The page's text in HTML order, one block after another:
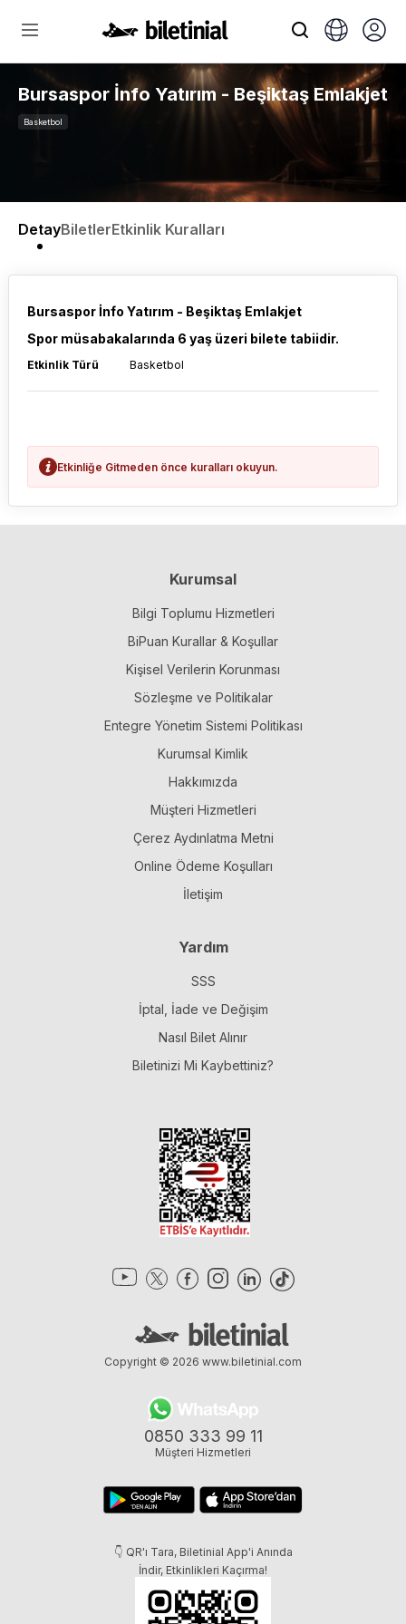
Bursaspor İnfo Yatırım - Beşiktaş Emlakjet
Basketbol
DetayBiletlerEtkinlik Kuralları
Bursaspor İnfo Yatırım - Beşiktaş Emlakjet
Spor müsabakalarında 6 yaş üzeri bilete tabiidir.
Etkinlik Türü Basketbol
Etkinliğe Gitmeden önce kuralları okuyun.
Kurumsal
Bilgi Toplumu Hizmetleri
BiPuan Kurallar & Koşullar
Kişisel Verilerin Korunması
Sözleşme ve Politikalar
Entegre Yönetim Sistemi Politikası
Kurumsal Kimlik
Hakkımızda
Müşteri Hizmetleri
Çerez Aydınlatma Metni
Online Ödeme Koşulları
İletişim
Yardım
SSS
İptal, İade ve Değişim
Nasıl Bilet Alınır
Biletinizi Mi Kaybettiniz?
0850 333 99 11
Müşteri Hizmetleri
👇 QR'ı Tara, Biletinial App'i Anında
İndir, Etkinlikleri Kaçırma!
Copyright © 2026 www.biletinial.com